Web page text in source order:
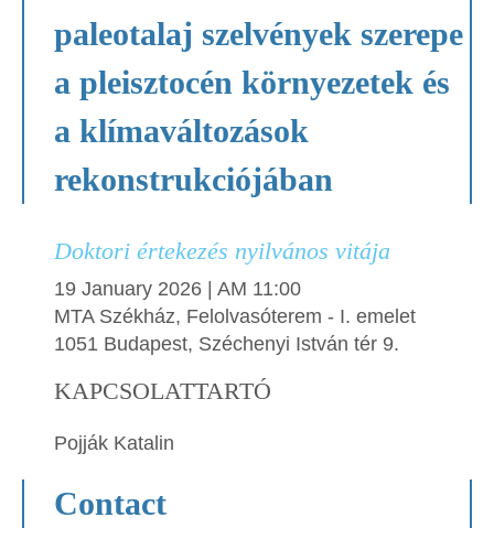
paleotalaj szelvények szerepe
a pleisztocén környezetek és
a klímaváltozások
rekonstrukciójában
Doktori értekezés nyilvános vitája
19 January 2026 | AM 11:00
MTA Székház, Felolvasóterem - I. emelet
1051 Budapest, Széchenyi István tér 9.
KAPCSOLATTARTÓ
Pojják Katalin
Contact